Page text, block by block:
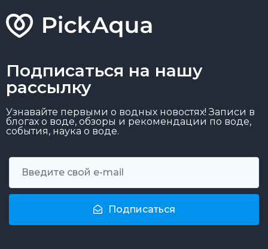
Подписаться на нашу
рассылку
Узнавайте первыми о водных новостях! Записи в
блогах о воде, обзоры и рекомендации по воде,
события, наука о воде.
Подписаться